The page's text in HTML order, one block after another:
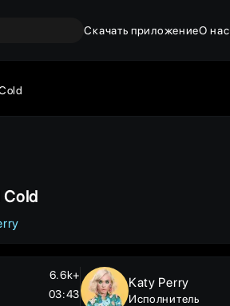
Скачать приложениеО нас
Cold
6.6k+
03:43
Katy Perry
Исполнитель